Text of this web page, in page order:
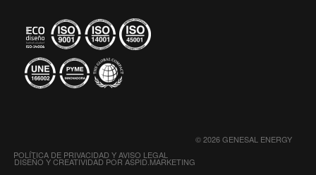
© 2026 GENESAL ENERGY
POLÍTICA DE PRIVACIDAD Y AVISO LEGAL
DISEÑO Y CREATIVIDAD POR ASPID.MARKETING